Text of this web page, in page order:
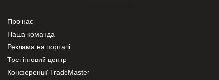
Про нас
Наша команда
Реклама на порталі
Тренінговий центр
Конференції TradeMaster